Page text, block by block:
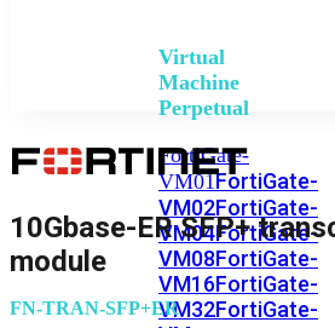
Virtual
Machine
Perpetual
FortiGate-
VM01FortiGate-
VM02FortiGate-
VM04FortiGate-
VM08FortiGate-
VM16FortiGate-
VM32FortiGate-
10Gbase-ER SFP+
module
FN-TRAN-SFP+ER